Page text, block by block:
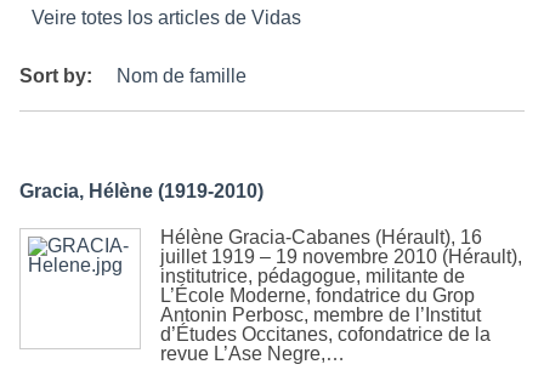
Veire totes los articles de Vidas
Sort by: Nom de famille
Gracia, Hélène (1919-2010)
Hélène Gracia-Cabanes (Hérault), 16
juillet 1919 – 19 novembre 2010 (Hérault),
institutrice, pédagogue, militante de
L’École Moderne, fondatrice du Grop
Antonin Perbosc, membre de l’Institut
d’Études Occitanes, cofondatrice de la
revue L’Ase Negre,…